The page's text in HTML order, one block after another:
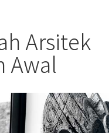
Arsitek
Awal